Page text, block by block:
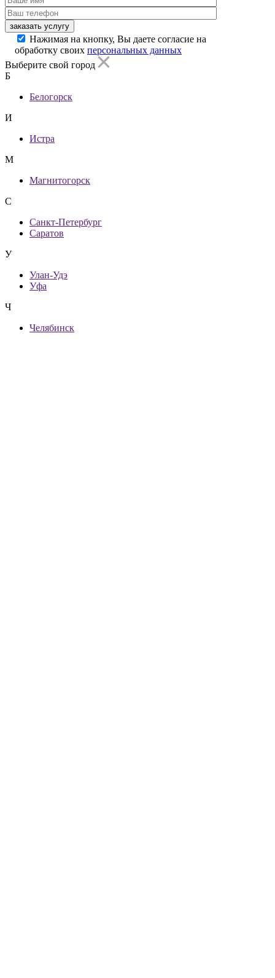
заказать услугу
Нажимая на кнопку, Вы даете согласие на
обработку своих персональных данных
Выберите свой город
Б
Белогорск
И
Истра
М
Магнитогорск
С
Санкт-Петербург
Саратов
У
Улан-Удэ
Уфа
Ч
Челябинск